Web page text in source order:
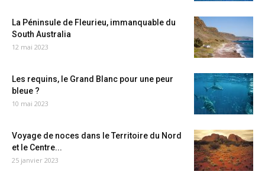
La Péninsule de Fleurieu, immanquable du
South Australia
12 mai 2023
Les requins, le Grand Blanc pour une peur
bleue ?
10 mai 2023
Voyage de noces dans le Territoire du Nord
et le Centre...
25 janvier 2023